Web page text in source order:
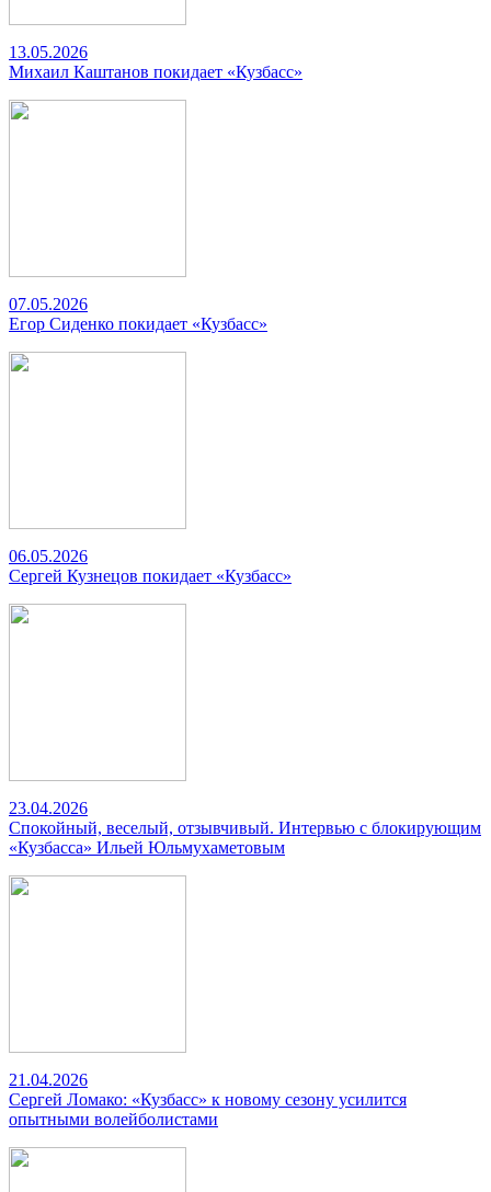
13.05.2026
Михаил Каштанов покидает «Кузбасс»
07.05.2026
Егор Сиденко покидает «Кузбасс»
06.05.2026
Сергей Кузнецов покидает «Кузбасс»
23.04.2026
Спокойный, веселый, отзывчивый. Интервью с блокирующим
«Кузбасса» Ильей Юльмухаметовым
21.04.2026
Сергей Ломако: «Кузбасс» к новому сезону усилится
опытными волейболистами